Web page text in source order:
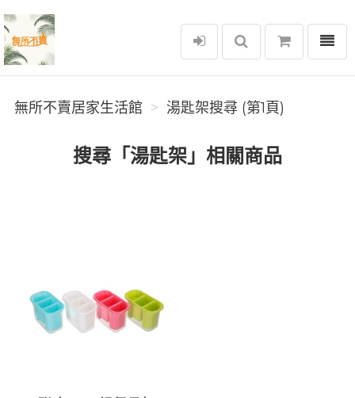
無所不賣居家生活館
選單
無所不賣居家生活館 湯匙架搜尋 (第1頁)
搜尋「湯匙架」相關商品